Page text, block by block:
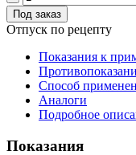
Под заказ
Отпуск по рецепту
Показания к
Способ
Аналоги
Подробное
Показания